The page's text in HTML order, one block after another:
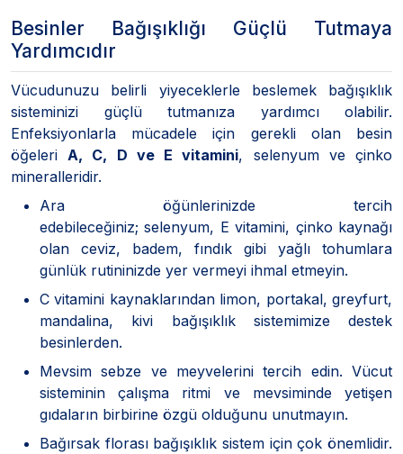
Besinler Bağışıklığı Güçlü Tutmaya
Yardımcıdır
Vücudunuzu belirli yiyeceklerle beslemek bağışıklık
sisteminizi güçlü tutmanıza yardımcı olabilir.
Enfeksiyonlarla mücadele için gerekli olan besin
öğeleri A, C, D ve E vitamini, selenyum ve çinko
mineralleridir.
Ara öğünlerinizde tercih
edebileceğiniz; selenyum, E vitamini, çinko kaynağı
olan ceviz, badem, fındık gibi yağlı tohumlara
günlük rutininizde yer vermeyi ihmal etmeyin.
C vitamini kaynaklarından limon, portakal, greyfurt,
mandalina, kivi bağışıklık sistemimize destek
besinlerden.
Mevsim sebze ve meyvelerini tercih edin. Vücut
sisteminin çalışma ritmi ve mevsiminde yetişen
gıdaların birbirine özgü olduğunu unutmayın.
Bağırsak florası bağışıklık sistem için çok önemlidir.